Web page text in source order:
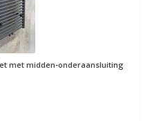
met midden-onderaansluiting